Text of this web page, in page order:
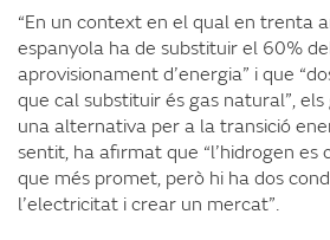
“En un context en el qual en trenta
espanyola ha de substituir el 60%
aprovisionament d’energia” i que
que cal substituir és gas natural”,
una alternativa per a la transició
sentit, ha afirmat que “l’hidrogen es
que més promet, però hi ha dos
l’electricitat i crear un mercat”.